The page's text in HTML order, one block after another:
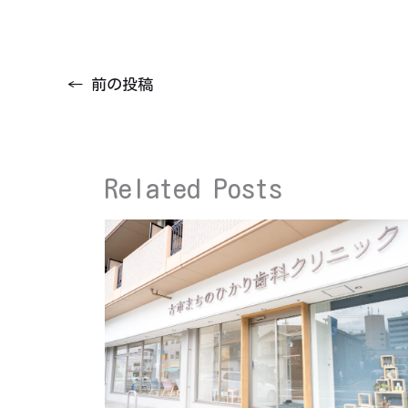
← 前の投稿
Related Posts